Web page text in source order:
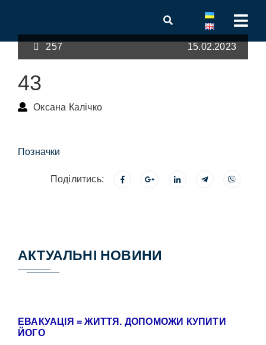
257 15.02.2023
43
Оксана Калічко
Позначки
Поділитись:
АКТУАЛЬНІ НОВИНИ
ЕВАКУАЦІЯ = ЖИТТЯ. ДОПОМОЖИ КУПИТИ
ЙОГО